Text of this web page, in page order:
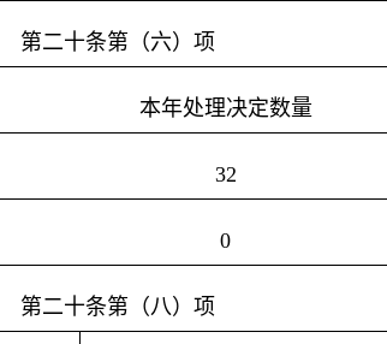
第二十条第（六）项
本年处理决定数量
32
0
第二十条第（八）项